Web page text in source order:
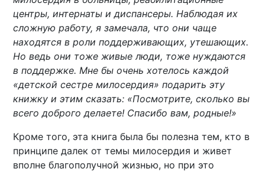
центры, интернаты и диспансеры. Наблюдая их
сложную работу, я замечала, что они чаще
находятся в роли поддерживающих, утешающих.
Но ведь они тоже живые люди, тоже нуждаются
в поддержке. Мне бы очень хотелось каждой
«детской сестре милосердия» подарить эту
книжку и этим сказать: «Посмотрите, сколько вы
всего доброго делаете! Спасибо вам, родные!»
Кроме того, эта книга была бы полезна тем, кто в
принципе далек от темы милосердия и живет
вполне благополучной жизнью, но при это